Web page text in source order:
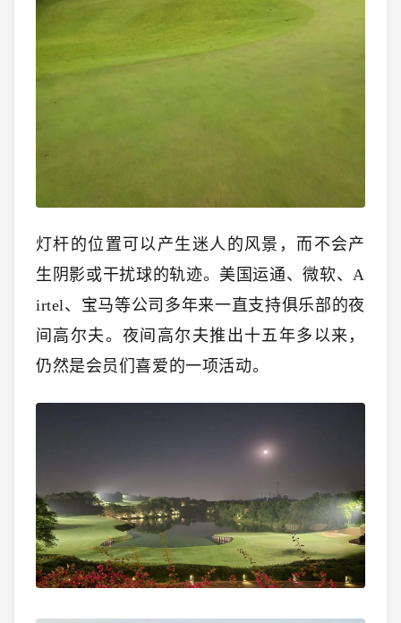
灯杆的位置可以产生迷人的风景，而不会产
生阴影或干扰球的轨迹。美国运通、微软、A
irtel、宝马等公司多年来一直支持俱乐部的夜
间高尔夫。夜间高尔夫推出十五年多以来，
仍然是会员们喜爱的一项活动。